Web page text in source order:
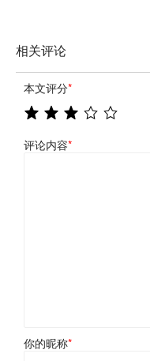
相关评论
本文评分*
评论内容*
你的昵称*